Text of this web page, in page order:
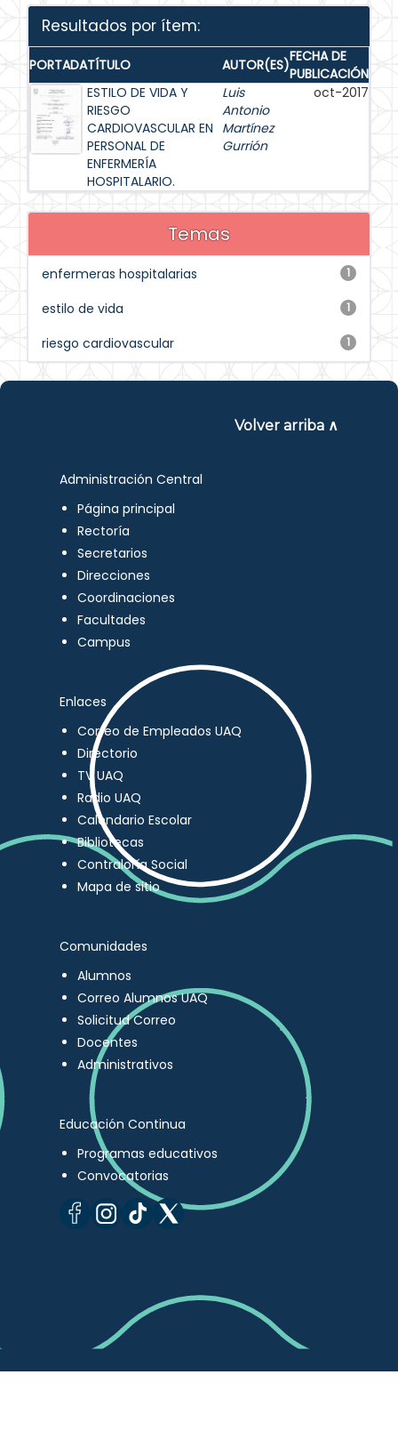
Resultados por ítem:
PORTADATÍTULO AUTOR(ES)FECHA DE
PUBLICACIÓN
ESTILO DE VIDA Y
RIESGO
CARDIOVASCULAR EN
PERSONAL DE
ENFERMERÍA
HOSPITALARIO.
Luis
Antonio
Martínez
Gurrión
oct-2017
Temas
1
enfermeras hospitalarias
1
estilo de vida
1
riesgo cardiovascular
Volver arriba ∧
Administración Central
Página principal
Rectoría
Secretarios
Direcciones
Coordinaciones
Facultades
Campus
Enlaces
Correo de Empleados UAQ
Directorio
TV UAQ
Radio UAQ
Calendario Escolar
Bibliotecas
Contraloría Social
Mapa de sitio
Comunidades
Alumnos
Correo Alumnos UAQ
Solicitud Correo
Docentes
Administrativos
Educación Continua
Programas educativos
Convocatorias